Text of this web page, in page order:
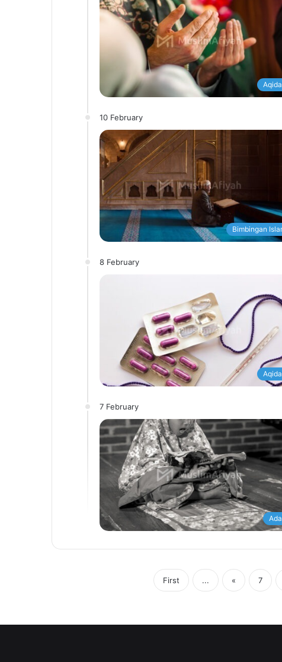
10 February
Bimbingan
8 February
7 February
First ... « 7